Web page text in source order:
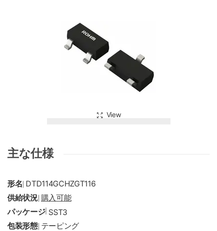
View
主な仕様
形名 DTD114GCHZGT116
供給状況| 購入可能
パッケージ| SST3
包装形態| テーピング